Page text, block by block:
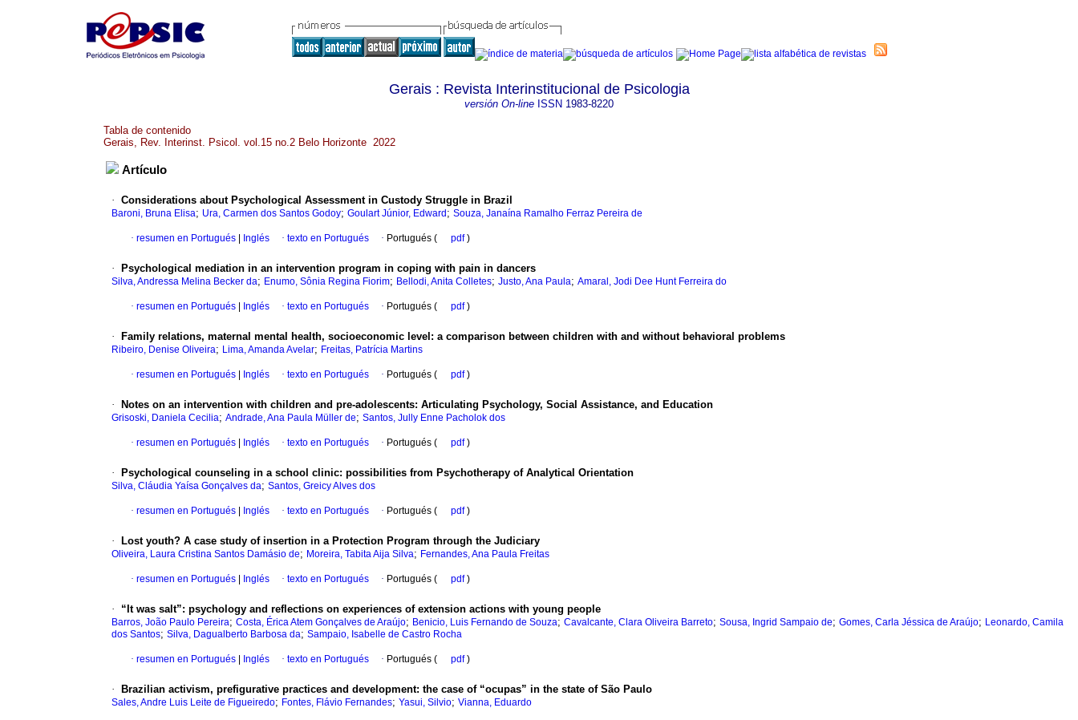
Gerais : Revista Interinstitucional de Psicologia
versión On-line ISSN 1983-8220
Tabla de contenido
Gerais, Rev. Interinst. Psicol. vol.15 no.2 Belo Horizonte 2022
Artículo
· Considerations about Psychological Assessment in Custody Struggle in Brazil
Baroni, Bruna Elisa; Ura, Carmen dos Santos Godoy; Goulart Júnior, Edward ; Souza, Janaína Ramalho Ferraz Pereira de
· resumen en Portugués Inglés · texto en Portugués · Portugués ( pdf)
· Psychological mediation in an intervention program in coping with pain in dancers
Silva, Andressa Melina Becker da; Enumo, Sônia Regina Fiorim; Bellodi, Anita Colletes; Justo, Ana Paula; Amaral, Jodi Dee Hunt Ferreira do
· resumen en Portugués Inglés · texto en Portugués · Portugués ( pdf)
· Family relations, maternal mental health, socioeconomic level: a comparison between children with and without behavioral problems
Ribeiro, Denise Oliveira; Lima, Amanda Avelar; Freitas, Patrícia Martins
· resumen en Portugués Inglés · texto en Portugués · Portugués ( pdf)
· Notes on an intervention with children and pre-adolescents: Articulating Psychology, Social Assistance, and Education
Grisoski, Daniela Cecilia; Andrade, Ana Paula Müller de; Santos, Jully Enne Pacholok dos
· resumen en Portugués Inglés · texto en Portugués · Portugués ( pdf)
· Psychological counseling in a school clinic: possibilities from Psychotherapy of Analytical Orientation
Silva, Cláudia Yaísa Gonçalves da; Santos, Greicy Alves dos
· resumen en Portugués Inglés · texto en Portugués · Portugués ( pdf)
· Lost youth? A case study of insertion in a Protection Program through the Judiciary
Oliveira, Laura Cristina Santos Damásio de; Moreira, Tabita Aija Silva; Fernandes, Ana Paula Freitas
· resumen en Portugués Inglés · texto en Portugués · Portugués ( pdf)
· “It was salt”: psychology and reflections on experiences of extension actions with young people
Barros, João Paulo Pereira; Costa, Érica Atem Gonçalves de Araújo; Benicio, Luis Fernando de Souza; Cavalcante, Clara Oliveira Barreto; Sousa, Ingrid Sampaio de; Gomes, Carla Jéssica de Araújo; Leonardo, Camila
dos Santos; Silva, Dagualberto Barbosa da; Sampaio, Isabelle de Castro Rocha
· resumen en Portugués Inglés · texto en Portugués · Portugués ( pdf)
· Brazilian activism, prefigurative practices and development: the case of “ocupas” in the state of São Paulo
Sales, Andre Luis Leite de Figueiredo; Fontes, Flávio Fernandes; Yasui, Silvio; Vianna, Eduardo